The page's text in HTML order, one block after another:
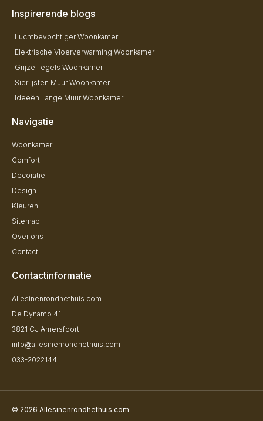
Inspirerende blogs
Luchtbevochtiger Woonkamer
Elektrische Vloerverwarming Woonkamer
Grijze Tegels Woonkamer
Sierlijsten Muur Woonkamer
Ideeën Lange Muur Woonkamer
Navigatie
Woonkamer
Comfort
Decoratie
Design
Kleuren
Sitemap
Over ons
Contact
Contactinformatie
Allesinenrondhethuis.com
De Dynamo 41
3821 CJ Amersfoort
info@allesinenrondhethuis.com
033-2022144
© 2026 Allesinenrondhethuis.com